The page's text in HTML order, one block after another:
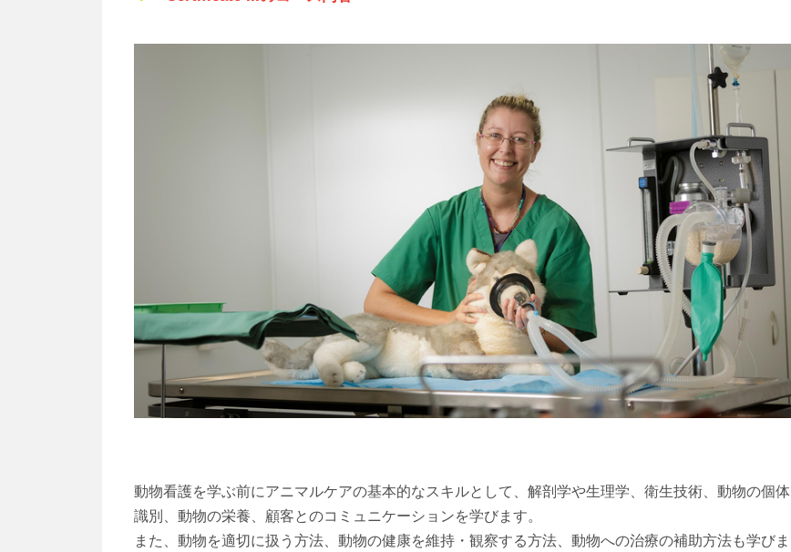
動物看護を学ぶ前にアニマルケアの基本的なスキルとして、解剖学や生理学、衛生技術、動物の個体
識別、動物の栄養、顧客とのコミュニケーションを学びます。
また、動物を適切に扱う方法、動物の健康を維持・観察する方法、動物への治療の補助方法も学びま